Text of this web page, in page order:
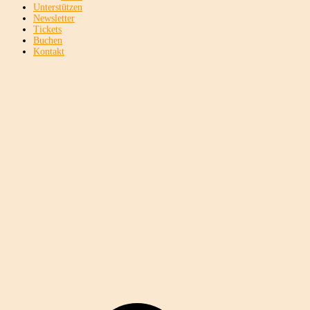
Unterstützen
Newsletter
Tickets
Buchen
Kontakt